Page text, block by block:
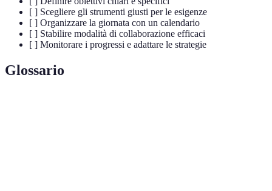
[ ] Scegliere gli strumenti giusti per le esigenze
[ ] Organizzare la giornata con un calendario
[ ] Stabilire modalità di collaborazione efficaci
[ ] Monitorare i progressi e adattare le strategie
Glossario